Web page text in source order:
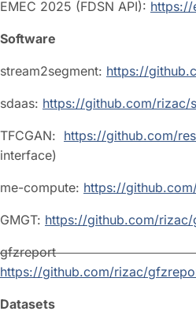
EMEC 2025 (FDSN API):
Software
stream2segment: https://
sdaas: https://github.com/rizac/
TFCGAN: https://github.com/
interface)
me-compute: https://
GMGT: https://github.com/rizac/
gfzreport
https://github.com/rizac/
Datasets